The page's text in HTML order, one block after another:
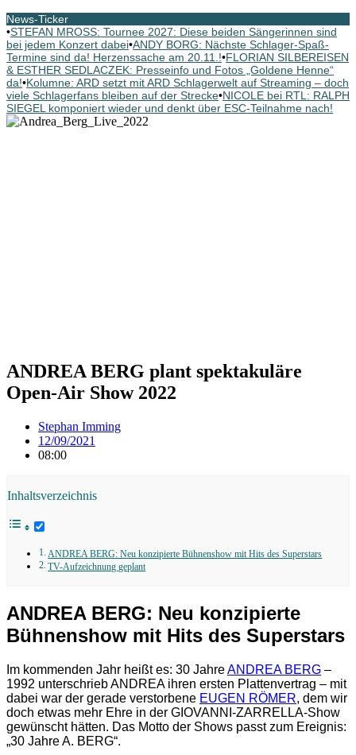
News-Ticker
•STEFAN MROSS: Tournee 2027: Diese beiden Sängerinnen sind
bei jedem Konzert dabei•ANDY BORG: Nächste Schlager-Spaß-
Termine sind da! Herzenssache am 20.11.!•FLORIAN SILBEREISEN
& ESTHER SEDLACZEK: Presseinfo und Fotos „Goldene Henne“
da!•Kolumne: ARD setzt mit ARD Schlagerwelt auf Streaming – doch
viele Schlagerfans bleiben auf der Strecke•NICOLE bei RTL: RALPH
SIEGEL komponiert wieder und denkt über ESC-Teilnahme nach!
ANDREA BERG plant spektakuläre
Open-Air Show 2022
Stephan Imming
12/09/2021
08:00
Inhaltsverzeichnis
ANDREA BERG: Neu konzipierte Bühnenshow mit Hits des Superstars
TV-Aufzeichnung geplant
ANDREA BERG: Neu konzipierte
Bühnenshow mit Hits des Superstars
Im kommenden Jahr heißt es: 30 JahreANDREA BERG –
1992 unterschrieb ANDREA ihren ersten Plattenvertrag – mit
dabei war der gerade verstorbene EUGEN RÖMER, dem wir
doch etwas mehr Ehre in der GIOVANNI-ZARRELLA-Show
gewünscht hätten. Das Motto der Shows passt zum Ereignis:
„30 Jahre A. BERG“.